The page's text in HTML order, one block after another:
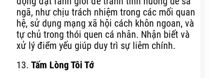
ngã, như chịu trách nhiệm trong các mối quan
hệ, sử dụng mạng xã hội cách khôn ngoan, và
tự chủ trong thói quen cá nhân. Nhận biết và
xử lý điểm yếu giúp duy trì sự liêm chính.
13. Tấm Lòng Tôi Tớ